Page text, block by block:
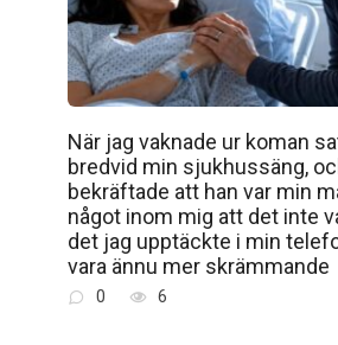
När jag vaknade ur koman
bredvid min sjukhussäng,
bekräftade att han var min
något inom mig att det inte
det jag upptäckte i min
vara ännu mer skrämmande
0 6